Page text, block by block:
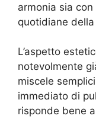
armonia sia
quotidiane
L’aspetto
notevolmente
miscele
immediato di
risponde bene